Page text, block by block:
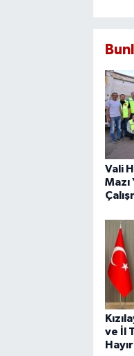
Vali
Mazı
ve İl